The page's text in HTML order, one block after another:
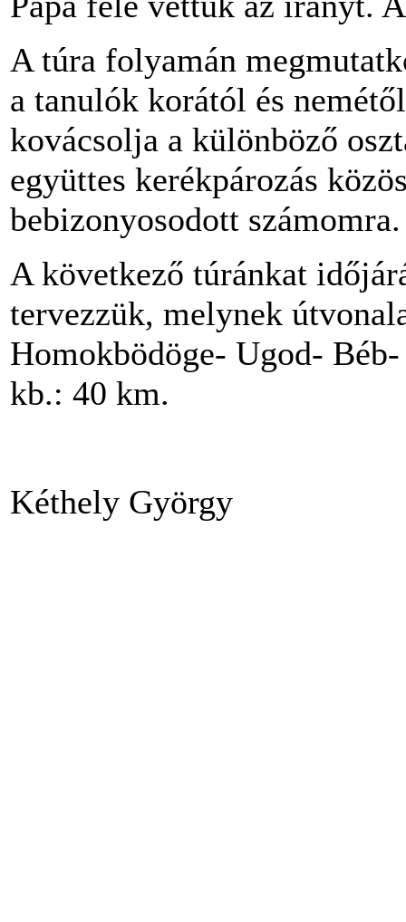
A túra folyamán
a tanulók korától és
kovácsolja a különböző
együttes kerékpározás
bebizonyosodott számomra.
A következő túránkat
tervezzük, melynek
Homokbödöge- Ugod-
kb.: 40 km.
Kéthely György